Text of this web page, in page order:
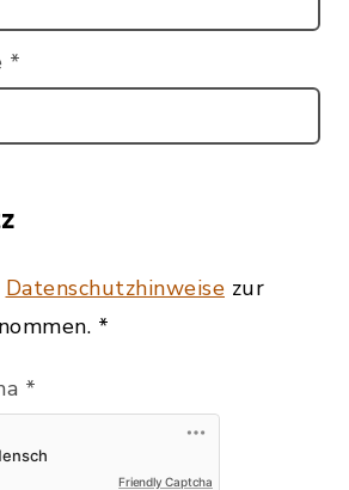
*
Datenschutzhinweise zur
*
*
Friendly Captcha